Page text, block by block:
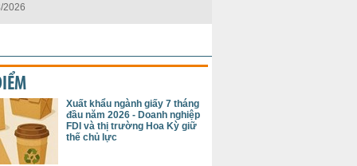
2026
Xuất khẩu ngành giấy 7 tháng
đầu năm 2026 - Doanh nghiệp
FDI và thị trường Hoa Kỳ giữ
thế chủ lực